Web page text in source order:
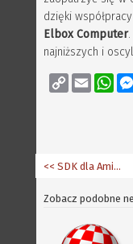
dzięki
Elbox Computer
najniższych i
Copy
Link
Email
<< SDK dla AmigaOS 4.1 FE
Zobacz podobne